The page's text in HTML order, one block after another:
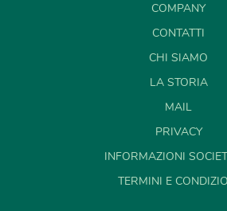
COMPANY
CONTATTI
CHI SIAMO
LA STORIA
MAIL
PRIVACY
INFORMAZIONI
TERMINI E